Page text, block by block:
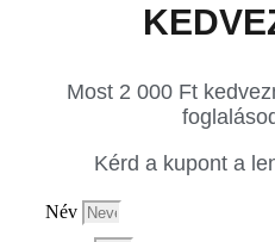
Most 2 000 Ft
Kérd a kupont a
Név